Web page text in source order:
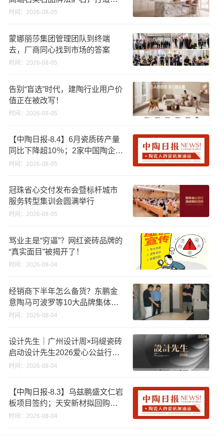
感橱柜台面
时间：2026-08-05
蒙娜丽莎集团管理团队到终端
去，厂商同心找到市场的答案
时间：2026-08-05
告别“盲选”时代，建陶行业用户价
值正在被改写！
时间：2026-08-05
【中陶日报-8.4】6月瓷质砖产量
同比下降超10％；2家中国陶企亮
相马来西亚ARCHIDEX 2026石材
份；方向集团出海
时间：2026-08-05
冠珠省心交付发布会暨标杆城市
服务转型集训会圆满举行
时间：2026-08-05
骂业主是“穷逼”？网红瓷砖品牌的
“真实面目”被揭开了！
时间：2026-08-04
经销商下半年怎么备货？东鹏金
意陶马可波罗等10大品牌集体亮
剑
时间：2026-08-04
设计先生｜广州设计周×玛缇瓷砖
启动设计先生2026爱心公益行动
「工地安全计划」
时间：2026-08-04
【中陶日报-8.3】乌兹鹏盛文仁岩
板项目签约；天安新材拟回购股
份；东鹏控股新获发明专利授
时间：2026-08-04